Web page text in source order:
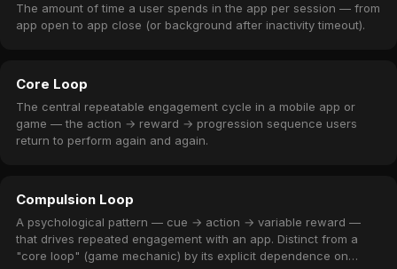
The amount of time a user spends in the app per session — from
app open to app close (or background after inactivity timeout).
Core Loop
The central repeatable engagement cycle in a mobile app or
game — the action → reward → progression sequence users
return to perform again and again.
Compulsion Loop
A psychological pattern — cue → action → variable reward —
that drives repeated engagement with an app. Distinct from a
"core loop" (game mechanic) by its explicit dependence on